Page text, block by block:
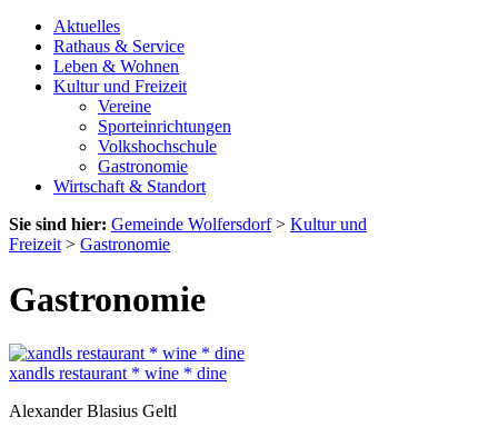
Aktuelles
Rathaus & Service
Leben & Wohnen
Kultur und Freizeit
Vereine
Sporteinrichtungen
Volkshochschule
Gastronomie
Wirtschaft & Standort
Sie sind hier: Gemeinde Wolfersdorf> Kultur und
Freizeit > Gastronomie
Gastronomie
xandls restaurant * wine * dine
Alexander Blasius Geltl